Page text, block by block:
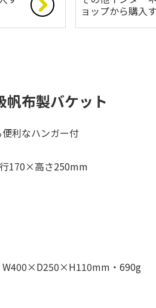
ョップから購入
帆布製バケット
利なハンガー付
170×高さ250mm
W400×D250×H110mm・690g